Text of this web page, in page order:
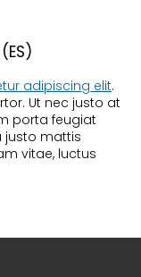
adipiscing elit.
Ut nec justo at
porta feugiat
justo mattis
vitae, luctus